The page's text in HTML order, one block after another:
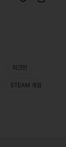
피크민
STEAM 게임